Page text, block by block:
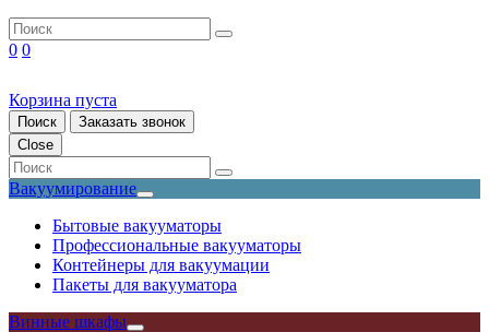
0 0
Корзина пуста
Поиск
Заказать звонок
Close
Вакуумирование
Бытовые вакууматоры
Профессиональные вакууматоры
Контейнеры для вакуумации
Пакеты для вакууматора
Винные шкафы